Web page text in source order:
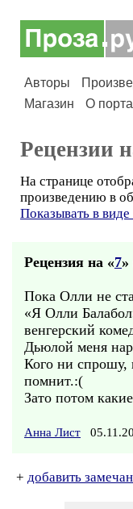
Авторы
Магазин
О
Рецензии
На странице
произведению в
Показывать в виде
Рецензия на «7»
Пока Олли не
«Я Олли
венгерский
Дьюлой меня
Кого ни спрошу,
помнит.:(
Зато потом
Анна Лист
+ добавить